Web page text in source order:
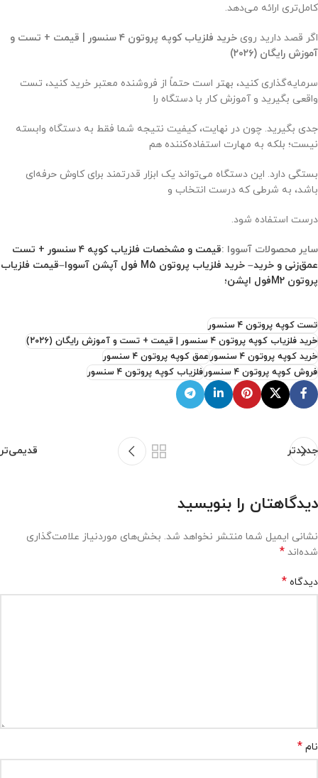
کامل‌تری ارائه می‌دهد.
اگر قصد دارید روی
خرید فلزیاب کوپه پروتون ۴ سنسور | قیمت + تست و
آموزش رایگان (۲۰۲۶)
سرمایه‌گذاری کنید، بهتر است حتماً از فروشنده معتبر خرید کنید، تست
واقعی بگیرید و آموزش کار با دستگاه را
جدی بگیرید. چون در نهایت، کیفیت نتیجه شما فقط به دستگاه وابسته
نیست؛ بلکه به مهارت استفاده‌کننده هم
بستگی دارد. این دستگاه می‌تواند یک ابزار قدرتمند برای کاوش حرفه‌ای
باشد، به شرطی که درست انتخاب و
درست استفاده شود.
سایر محصولات آسووا :
قیمت و مشخصات فلزیاب کوپه ۴ سنسور + تست
عمق‌زنی و خرید– خرید فلزیاب پروتون M5 فول آپشن آسووا –قیمت فلزیاب
پروتون M2فول اپشن؛
تست کوپه پروتون ۴ سنسور
خرید فلزیاب کوپه پروتون ۴ سنسور | قیمت + تست و آموزش رایگان (۲۰۲۶)
خرید کوپه پروتون ۴ سنسور
عمق کوپه پروتون ۴ سنسور
فروش کوپه پروتون ۴ سنسور
فلزیاب کوپه پروتون ۴ سنسور
جدیدتر قدیمی‌تر
دیدگاهتان را بنویسید
نشانی ایمیل شما منتشر نخواهد شد. بخش‌های موردنیاز علامت‌گذاری
شده‌اند *
دیدگاه *
نام *